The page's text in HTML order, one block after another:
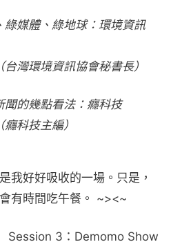
綠媒體、綠地球：環境資訊
灣環境資訊協會秘書長）
聞的幾點看法：癮科技
科技主編）
我好好吸收的一場。只是，
有時間吃午餐。 ~><~
3：Demomo Show